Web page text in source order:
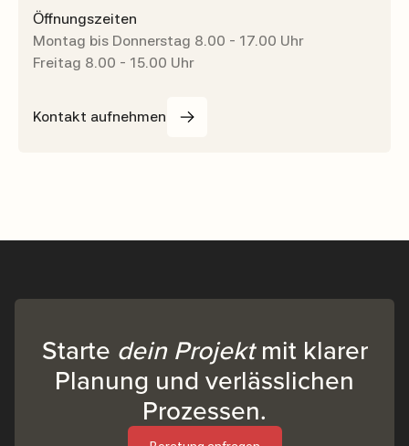
Öffnungszeiten
Montag bis Donnerstag 8.00 - 17.00 Uhr
Freitag 8.00 - 15.00 Uhr
Kontakt aufnehmen
Starte dein Projektmit klarer
Planung und verlässlichen
Prozessen.